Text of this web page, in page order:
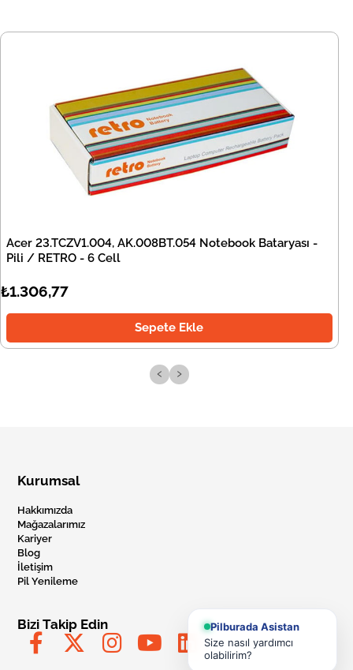
Acer 23.TCZV1.004, AK.008BT.054 Notebook Bataryası -
Pili / RETRO - 6 Cell
₺1.306,77
Sepete Ekle
‹ ›
Kurumsal
Hakkımızda
Mağazalarımız
Kariyer
Blog
İletişim
Pil Yenileme
Bizi Takip Edin
Pilburada Asistan
Size nasıl yardımcı
olabilirim?